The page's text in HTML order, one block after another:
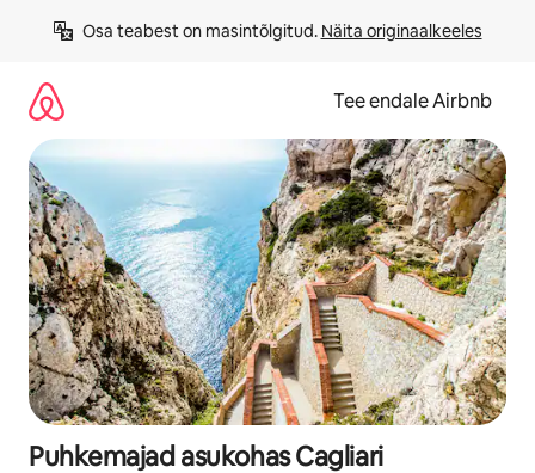
Osa teabest on masintõlgitud. Näita originaalkeeles
Tee endale Airbnb
Puhkemajad asukohas Cagliari